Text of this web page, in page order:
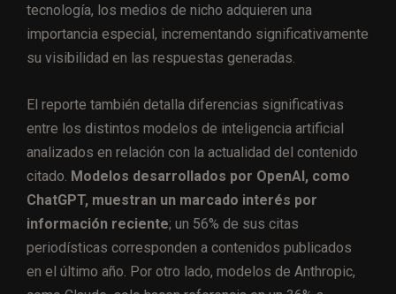
tecnología, los medios de nicho adquieren una
importancia especial, incrementando significativamente
su visibilidad en las respuestas generadas.
El reporte también detalla diferencias significativas
entre los distintos modelos de inteligencia artificial
analizados en relación con la actualidad del contenido
citado. Modelos desarrollados por OpenAI, como
ChatGPT, muestran un marcado interés por
información reciente; un 56% de sus citas
periodísticas corresponden a contenidos publicados
en el último año. Por otro lado, modelos de Anthropic,